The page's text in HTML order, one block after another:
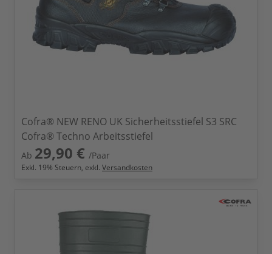
Cofra® NEW RENO UK Sicherheitsstiefel S3 SRC
Cofra® Techno Arbeitsstiefel
Ab 29,90 € /Paar
Exkl. 19% Steuern, exkl. Versandkosten